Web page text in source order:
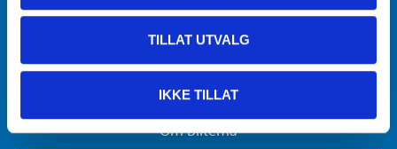
TILLAT UTVALG
IKKE TILLAT
Gavekort
Om Biltema